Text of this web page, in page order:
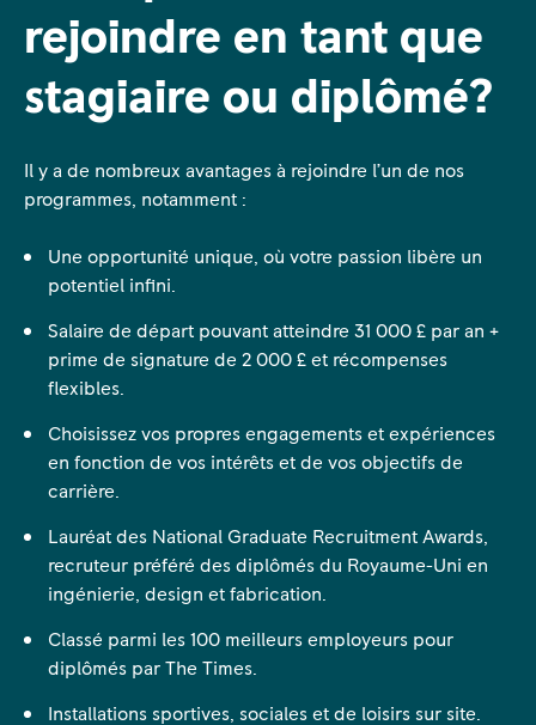
rejoindre en tant que
stagiaire ou diplômé?
Il y a de nombreux avantages à rejoindre l’un de nos
programmes, notamment :
Une opportunité unique, où votre passion libère un
potentiel infini.
Salaire de départ pouvant atteindre 31 000 £ par an +
prime de signature de 2 000 £ et récompenses
flexibles.
Choisissez vos propres engagements et expériences
en fonction de vos intérêts et de vos objectifs de
carrière.
Lauréat des National Graduate Recruitment Awards,
recruteur préféré des diplômés du Royaume-Uni en
ingénierie, design et fabrication.
Classé parmi les 100 meilleurs employeurs pour
diplômés par The Times.
Installations sportives, sociales et de loisirs sur site.